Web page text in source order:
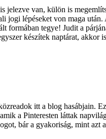
van, külön is
lépéseket von maga
tegye! Judit a
készítek naptárat, akkor
itt a blog hasábjain.
a Pinteresten láttak
bár a gyakoriság, mint